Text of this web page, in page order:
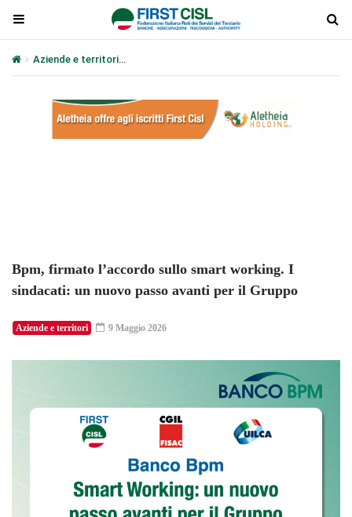
Aziende e territori
Bpm, firmato l’accordo sullo smart working. I
sindacati: un nuovo passo avanti per il Gruppo
Aziende e territori 9 Maggio 2026